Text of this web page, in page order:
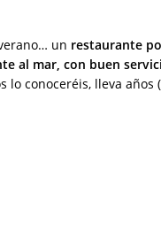
un restaurante
al mar, con buen
lo conoceréis, lleva años